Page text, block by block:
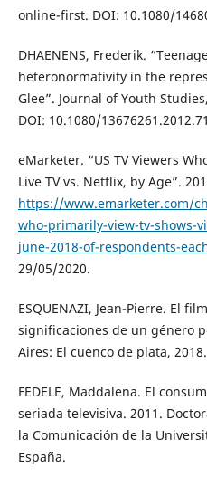
online-first. DOI: 10.1080/
DHAENENS, Frederik.
heteronormativity in the
Glee”. Journal of Youth
DOI: 10.1080/
eMarketer. “US TV Viewers
Live TV vs. Netflix, by Age”.
https://www.emarketer.com/
who-primarily-view-tv-shows-
june-2018-of-respondents-
29/05/2020.
ESQUENAZI, Jean-Pierre. El
significaciones de un género
Aires: El cuenco de plata, 2018.
FEDELE, Maddalena. El
seriada televisiva. 2011.
la Comunicación de la
España.